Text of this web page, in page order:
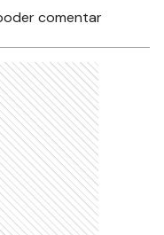
comentar